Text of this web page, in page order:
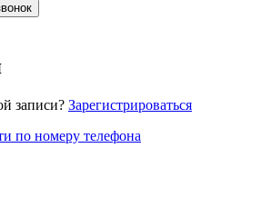
записи? Зарегистрироваться
по номеру телефона